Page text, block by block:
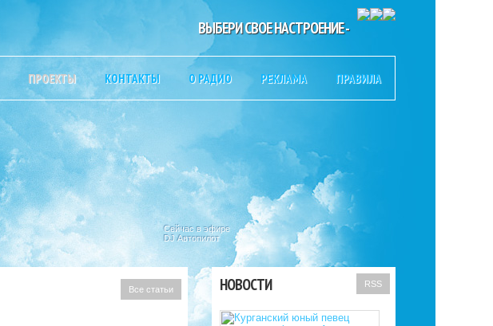
ВЫБЕРИ СВОЕ НАСТРОЕНИЕ -
ПРОЕКТЫ КОНТАКТЫ О РАДИО РЕКЛАМА ПРАВИЛА
Сейчас в эфире
DJ Автопилот
Все статьи НОВОСТИ RSS